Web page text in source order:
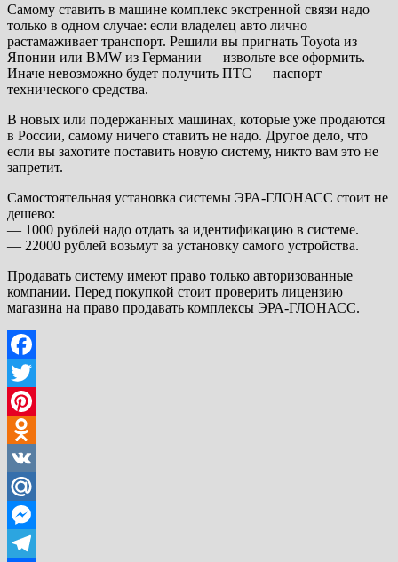
Самому ставить в машине комплекс экстренной связи надо
только в одном случае: если владелец авто лично
растамаживает транспорт. Решили вы пригнать Toyota из
Японии или BMW из Германии — извольте все оформить.
Иначе невозможно будет получить ПТС — паспорт
технического средства.
В новых или подержанных машинах, которые уже продаются
в России, самому ничего ставить не надо. Другое дело, что
если вы захотите поставить новую систему, никто вам это не
запретит.
Самостоятельная установка системы ЭРА-ГЛОНАСС стоит не
дешево:
— 1000 рублей надо отдать за идентификацию в системе.
— 22000 рублей возьмут за установку самого устройства.
Продавать систему имеют право только авторизованные
компании. Перед покупкой стоит проверить лицензию
магазина на право продавать комплексы ЭРА-ГЛОНАСС.
Facebook
Twitter
Pinterest
Odnoklassniki
VK
Mail.Ru
Messenger